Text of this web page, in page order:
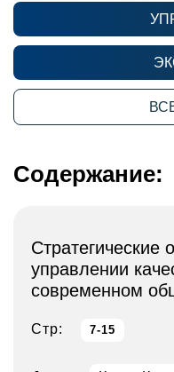
Содержание:
Стратегические
управлении
современном
Стр: 7-15